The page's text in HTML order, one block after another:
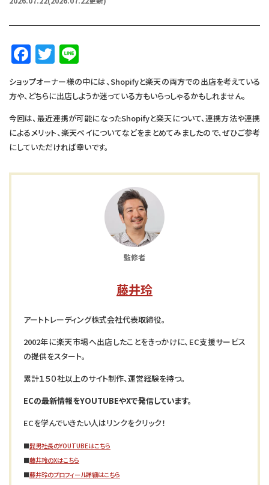
F
a
c
e
b
o
o
T
w
it
te
r
n
e
ショップオーナー様の中には、Shopifyと楽天の両方での出店を考えている
方や、どちらに出店しようか迷っている方もいらっしゃるかもしれません。
今回は、最近連携が可能になったShopifyと楽天について、連携方法や連携
によるメリット、楽天ペイについてなどをまとめてみましたので、ぜひご参考
にしていただければ幸いです。
監修者
藤井玲
アートトレーディング株式会社代表取締役。
2002年に楽天市場へ出店したことをきっかけに、EC支援サービス
の提供をスタート。
累計１５０社以上のサイト制作、運営経験を持つ。
ECの最新情報をYOUTUBEやXで発信しています。
ECを学んでいきたい人はリンクをクリック！
■髭男社長のYOUTUBEはこちら
■藤井玲のXはこちら
■藤井玲のプロフィール詳細はこちら